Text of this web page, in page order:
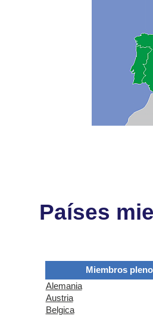
Países
Miembros
Alemania
Austria
Belgica